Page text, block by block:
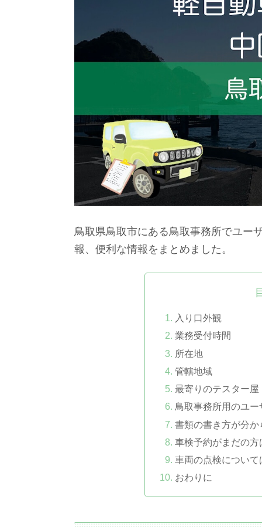
鳥取県鳥取市にある鳥取事務所でユー
報、便利な情報をまとめました。
入り口外観
業務受付時間
所在地
管轄地域
最寄りのテスター屋
鳥取事務所用のユ
書類の書き方が分か
車検予約がまだの方
車両の点検について
おわりに